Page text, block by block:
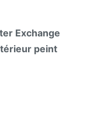
Exchange
peint